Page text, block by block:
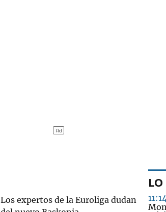
Los expertos de la Euroliga dudan
11:14